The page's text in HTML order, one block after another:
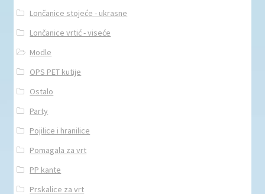
Lončanice stojeće - ukrasne
Lončanice vrtić - viseće
Modle
OPS PET kutije
Ostalo
Party
Pojilice i hranilice
Pomagala za vrt
PP kante
Prskalice za vrt